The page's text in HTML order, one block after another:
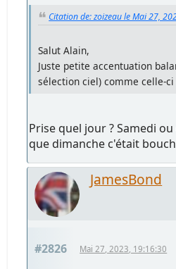
Citation de: zoizeau le Mai 27,
Salut Alain,
Juste petite accentuation
sélection ciel) comme celle-ci
Prise quel jour ? Samedi
que dimanche c'était
JamesBond
#2826 Mai 27, 2023, 19:16:30